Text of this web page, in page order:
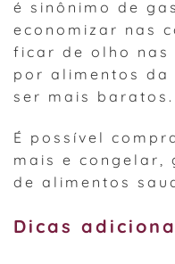
é sinônimo de
economizar nas
ficar de olho nas
por alimentos da
ser mais baratos.
É possível
mais e congelar,
de alimentos
Dicas